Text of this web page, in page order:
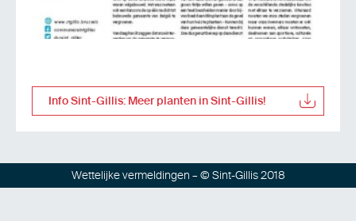
Info Sint-Gillis: Meer planten in Sint-Gillis!
Wettelijke vermeldingen – © Sint-Gillis 2018